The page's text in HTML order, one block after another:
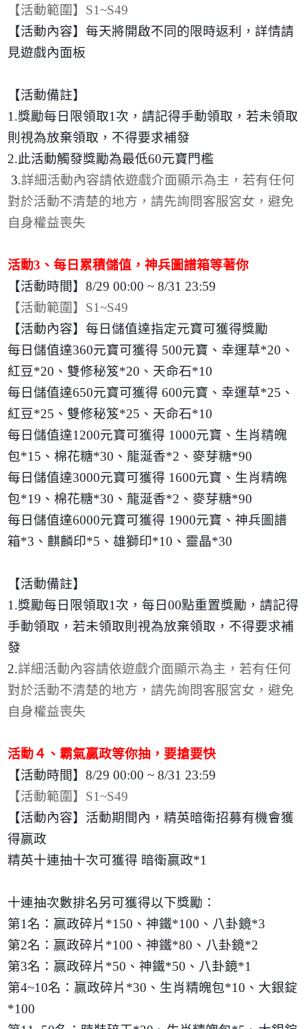
【活動範圍】 S1~S49
【活動內容】每天將開啟不同的限時返利，詳情請
見遊戲內面板
【活動備註】
1.獎勵每日限領取1次，請記得手動領取，若未領取
則視為放棄領取，不得要求補發
2.此活動觸發獎勵為最低60元寶門檻
3.詳細活動內容請依遊戲介面顯示為主，若有任何
對於活動不清楚的地方，請先詢問客服宮女，避免
自身權益喪失
活動3 、每日累積儲值，神兵圖譜箱等著你
【活動時間】8/29 00:00 ~ 8/31 23:59
【活動範圍】 S1~S49
【活動內容】每日儲值達指定元寶可獲得獎勵
每日儲值達360元寶可獲得 500元寶、幸運草*20 、
紅豆*20 、雙修秘笈*20 、天命石*10
每日儲值達650元寶可獲得 600元寶、幸運草*25 、
紅豆*25 、雙修秘笈*25 、天命石*10
每日儲值達1200元寶可獲得 1000元寶、生肖精魄
包*15 、棉花糖*30 、龍涎香*2 、麥芽糖*90
每日儲值達3000元寶可獲得 1600元寶、生肖精魄
包*19 、棉花糖*30 、龍涎香*2 、麥芽糖*90
每日儲值達6000元寶可獲得 1900元寶、神兵圖譜
箱*3 、麒麟印*5 、雄獅印*10 、靈晶*30
【活動備註】
1.獎勵每日限領取1次，每日00點重置獎勵，請記得
手動領取，若未領取則視為放棄領取，不得要求補
發
2.詳細活動內容請依遊戲介面顯示為主，若有任何
對於活動不清楚的地方，請先詢問客服宮女，避免
自身權益喪失
活動４、霸氣贏政等你抽，要搶要快
【活動時間】8/29 00:00 ~ 8/31 23:59
【活動範圍】 S1~S49
【活動內容】活動期間內，精英暗衛招募有機會獲
得嬴政
精英十連抽十次可獲得 暗衛嬴政*1
十連抽次數排名另可獲得以下獎勵：
第1名：嬴政碎片 *150 、神鐵*100 、八卦鏡*3
第2名：嬴政碎片 *100 、神鐵*80 、八卦鏡*2
第3名：嬴政碎片 *50 、神鐵*50 、八卦鏡*1
第4~10名：嬴政碎片 *30 、生肖精魄包*10 、大銀錠
*100